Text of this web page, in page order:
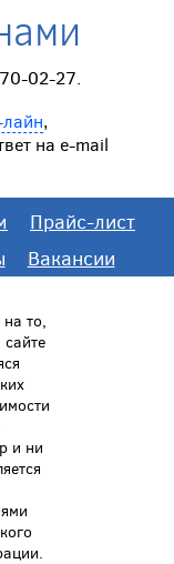
02-27.
,
на e-mail
Прайс-лист
Вакансии
то,
сайте
и ни